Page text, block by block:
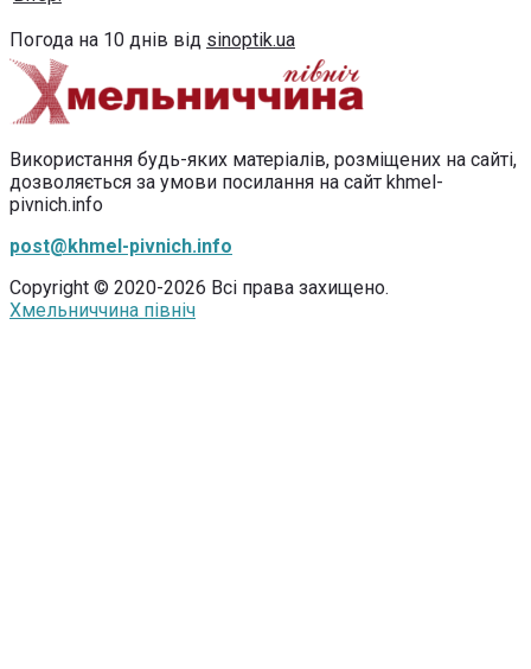
Погода на 10 днів від sinoptik.ua
Використання будь-яких матеріалів, розміщених на сайті,
дозволяється за умови посилання на сайт khmel-
pivnich.info
post@khmel-pivnich.info
Copyright © 2020-2026 Всі права захищено.
Хмельниччина північ